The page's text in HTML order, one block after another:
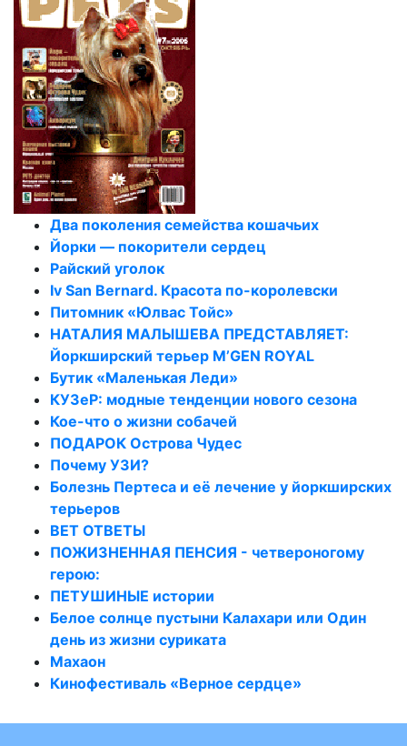
Два поколения семейства кошачьих
Йорки — покорители сердец
Райский уголок
Iv San Bernard. Красота по-королевски
Питомник «Юлвас Тойс»
НАТАЛИЯ МАЛЫШЕВА ПРЕДСТАВЛЯЕТ:
Йоркширский терьер M’GEN ROYAL
Бутик «Маленькая Леди»
КУЗеР: модные тенденции нового сезона
Кое-что о жизни собачей
ПОДАРОК Острова Чудес
Почему УЗИ?
Болезнь Пертеса и её лечение у йоркширских
терьеров
ВЕТ ОТВЕТЫ
ПОЖИЗНЕННАЯ ПЕНСИЯ - четвероногому
герою:
ПЕТУШИНЫЕ истории
Белое солнце пустыни Калахари или Один
день из жизни суриката
Махаон
Кинофестиваль «Верное сердце»